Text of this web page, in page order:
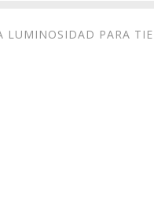
LUMINOSIDAD PARA